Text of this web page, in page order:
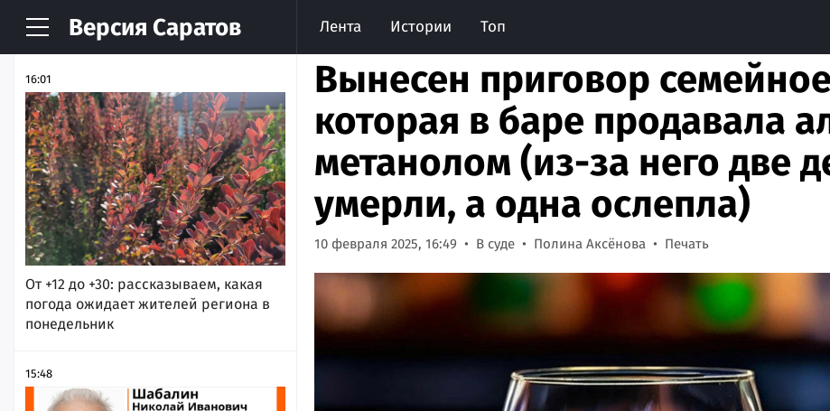
Версия Саратов Лента Истории Топ
НОВОСТИ АРХИВ
16:01
От +12 до +30: рассказываем, какая
погода ожидает жителей региона в
понедельник
15:48
Вынесен приговор
которая в баре продавала
метанолом (из-за него две
умерли, а одна ослепла)
10 февраля 2025, 16:49 В суде Полина Аксёнова Печать